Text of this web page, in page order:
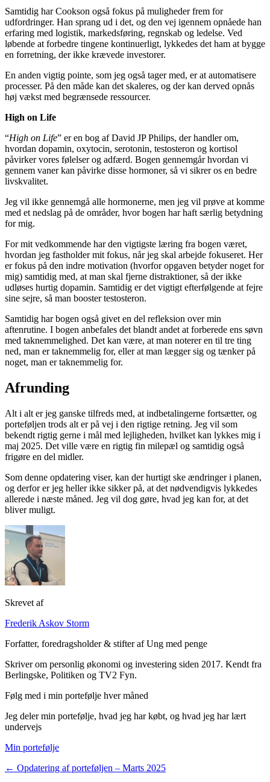
Samtidig har Cookson også fokus på muligheder frem for
udfordringer. Han sprang ud i det, og den vej igennem opnåede han
erfaring med logistik, markedsføring, regnskab og ledelse. Ved
løbende at forbedre tingene kontinuerligt, lykkedes det ham at bygge
en forretning, der ikke krævede investorer.
En anden vigtig pointe, som jeg også tager med, er at automatisere
processer. På den måde kan det skaleres, og der kan derved opnås
høj vækst med begrænsede ressourcer.
High on Life
“High on Life” er en bog af David JP Philips, der handler om,
hvordan dopamin, oxytocin, serotonin, testosteron og kortisol
påvirker vores følelser og adfærd. Bogen gennemgår hvordan vi
gennem vaner kan påvirke disse hormoner, så vi sikrer os en bedre
livskvalitet.
Jeg vil ikke gennemgå alle hormonerne, men jeg vil prøve at komme
med et nedslag på de områder, hvor bogen har haft særlig betydning
for mig.
For mit vedkommende har den vigtigste læring fra bogen været,
hvordan jeg fastholder mit fokus, når jeg skal arbejde fokuseret. Her
er fokus på den indre motivation (hvorfor opgaven betyder noget for
mig) samtidig med, at man skal fjerne distraktioner, så der ikke
udløses hurtig dopamin. Samtidig er det vigtigt efterfølgende at fejre
sine sejre, så man booster testosteron.
Samtidig har bogen også givet en del refleksion over min
aftenrutine. I bogen anbefales det blandt andet at forberede ens søvn
med taknemmelighed. Det kan være, at man noterer en til tre ting
ned, man er taknemmelig for, eller at man lægger sig og tænker på
noget, man er taknemmelig for.
Afrunding
Alt i alt er jeg ganske tilfreds med, at indbetalingerne fortsætter, og
porteføljen trods alt er på vej i den rigtige retning. Jeg vil som
bekendt rigtig gerne i mål med lejligheden, hvilket kan lykkes mig i
maj 2025. Det ville være en rigtig fin milepæl og samtidig også
frigøre en del midler.
Som denne opdatering viser, kan der hurtigt ske ændringer i planen,
og derfor er jeg heller ikke sikker på, at det nødvendigvis lykkedes
allerede i næste måned. Jeg vil dog gøre, hvad jeg kan for, at det
bliver muligt.
Skrevet af
Frederik Askov Storm
Forfatter, foredragsholder & stifter af Ung med penge
Skriver om personlig økonomi og investering siden 2017. Kendt fra
Berlingske, Politiken og TV2 Fyn.
Følg med i min portefølje hver måned
Jeg deler min portefølje, hvad jeg har købt, og hvad jeg har lært
undervejs
Min portefølje
← Opdatering af porteføljen – Marts 2025